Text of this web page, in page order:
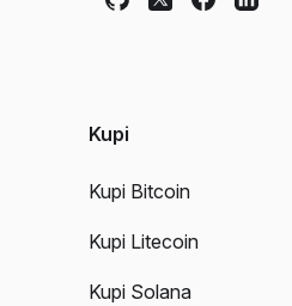
Kupi
Kupi Bitcoin
Kupi Litecoin
Kupi Solana